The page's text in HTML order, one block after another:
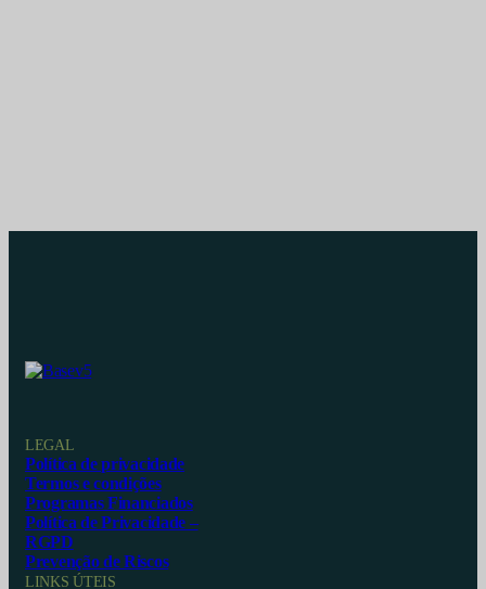
LEGAL
Política de privacidade
Termos e condições
Programas Financiados
Política de Privacidade –
RGPD
Prevenção de Riscos
LINKS ÚTEIS